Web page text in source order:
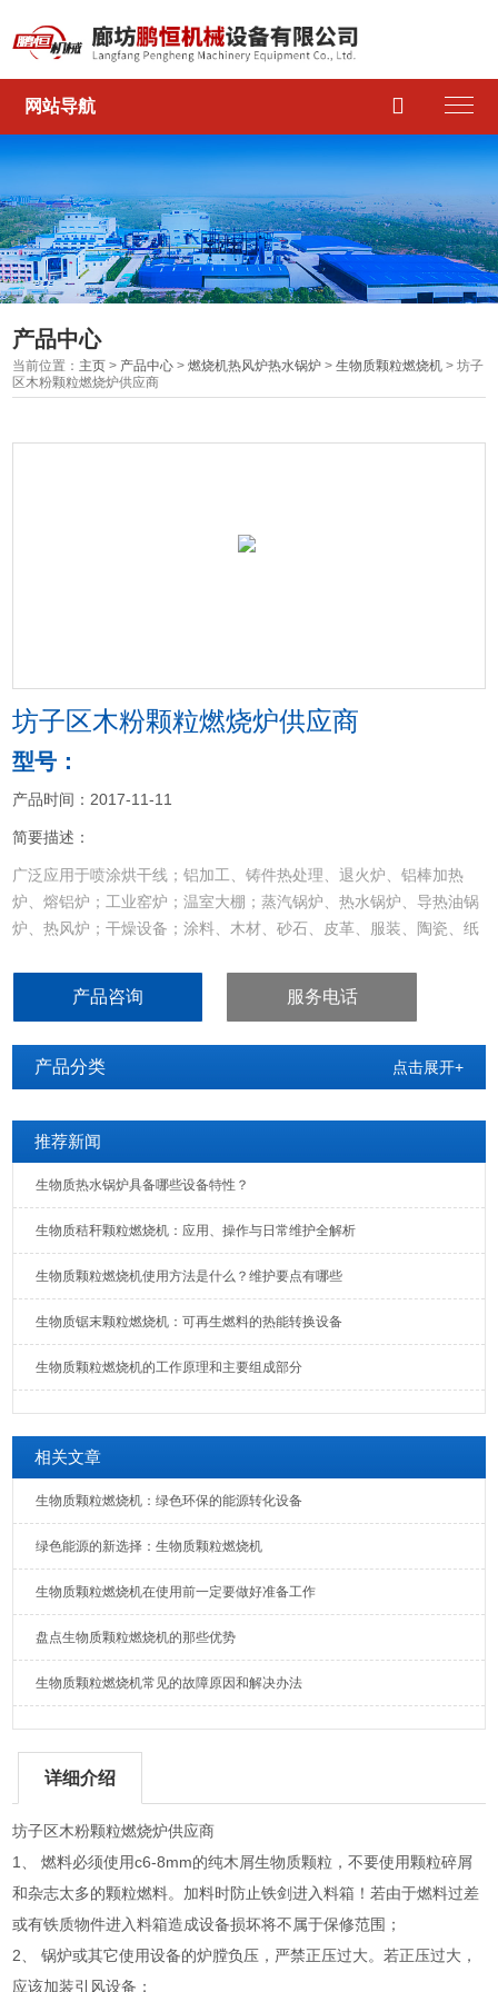
网站导航 
产品中心
当前位置： 主页 > 产品中心 >燃烧机热风炉热水锅炉 >生物质颗粒燃烧机 > 坊子
区木粉颗粒燃烧炉供应商
坊子区木粉颗粒燃烧炉供应商
型号：
产品时间：2017-11-11
简要描述：
广泛应用于喷涂烘干线；铝加工、铸件热处理、退火炉、铝棒加热
炉、熔铝炉；工业窑炉；温室大棚；蒸汽锅炉、热水锅炉、导热油锅
炉、热风炉；干燥设备；涂料、木材、砂石、皮革、服装、陶瓷、纸
产品咨询 服务电话
产品分类 点击展开+
推荐新闻
生物质热水锅炉具备哪些设备特性？
生物质秸秆颗粒燃烧机：应用、操作与日常维护全解析
生物质颗粒燃烧机使用方法是什么？维护要点有哪些
生物质锯末颗粒燃烧机：可再生燃料的热能转换设备
生物质颗粒燃烧机的工作原理和主要组成部分
相关文章
生物质颗粒燃烧机：绿色环保的能源转化设备
绿色能源的新选择：生物质颗粒燃烧机
生物质颗粒燃烧机在使用前一定要做好准备工作
盘点生物质颗粒燃烧机的那些优势
生物质颗粒燃烧机常见的故障原因和解决办法
详细介绍
坊子区木粉颗粒燃烧炉供应商
1、 燃料必须使用c6-8mm的纯木屑生物质颗粒，不要使用颗粒碎屑
和杂志太多的颗粒燃料。加料时防止铁剑进入料箱！若由于燃料过差
或有铁质物件进入料箱造成设备损坏将不属于保修范围；
2、 锅炉或其它使用设备的炉膛负压，严禁正压过大。若正压过大，
应该加装引风设备；